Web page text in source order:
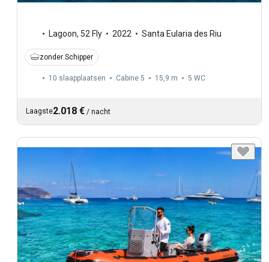
Lagoon, 52 Fly 2022 Santa Eularia des Riu
zonder Schipper
10 slaapplaatsen Cabine 5 15,9 m 5 WC
Laagste2.018 € / nacht